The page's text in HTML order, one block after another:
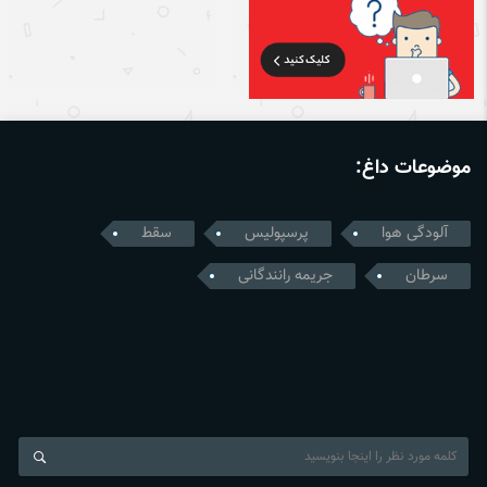
موضوعات داغ:
آلودگی هوا پرسپولیس
سقط
سرطان
جریمه رانندگانی